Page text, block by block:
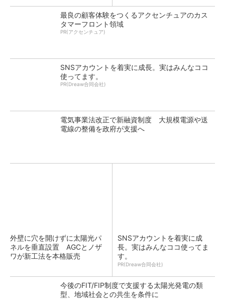
最良の顧客体験をつくるアクセンチュアのカス
タマーフロント領域
PR(アクセンチュア)
SNSアカウントを着実に成長。実はみんなココ
使ってます。
PR(Dreaw合同会社)
電気事業法改正で新融資制度 大規模電源や送
電線の整備を政府が支援へ
外壁に穴を開けずに太陽光パ
ネルを垂直設置 AGCとノザ
ワが新工法を本格販売
SNSアカウントを着実に成
長。実はみんなココ使ってま
す。
PR(Dreaw合同会社)
今後のFIT/FIP制度で支援する太陽光発電の類
型、地域社会との共生を条件に